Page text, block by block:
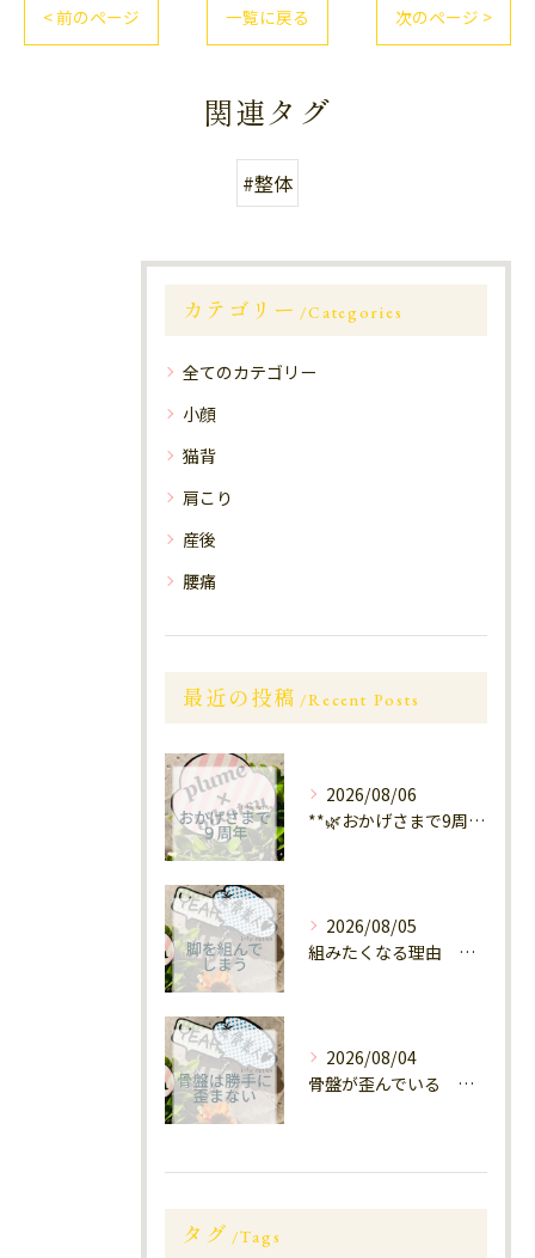
< 前のページ 一覧に戻る 次のページ >
関連タグ
#整体
カテゴリー Categories
全てのカテゴリー
小顔
猫背
肩こり
産後
腰痛
最近の投稿 Recent Posts
2026/08/06
**🌿おかげさまで9周年🌿** 大橋
2026/08/05
組みたくなる理由 福岡大橋南
2026/08/04
骨盤が歪んでいる 南区大橋
タグ Tags